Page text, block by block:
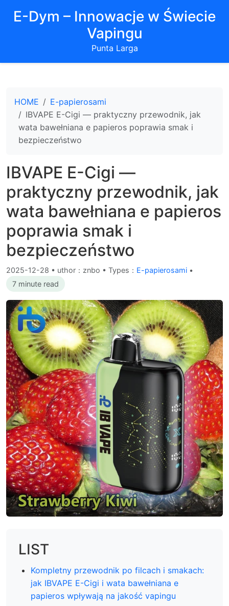
E-Dym – Innowacje w Świecie
Vapingu
Punta Larga
HOME
E-papierosami
IBVAPE E-Cigi — praktyczny przewodnik, jak
wata bawełniana e papieros poprawia smak i
bezpieczeństwo
IBVAPE E-Cigi —
praktyczny przewodnik, jak
wata bawełniana e papieros
poprawia smak i
bezpieczeństwo
2025-12-28 • uthor：znbo • Types： E-papierosami •
7 minute read
LIST
Kompletny przewodnik po filcach i smakach:
jak IBVAPE E-Cigi i wata bawełniana e
papieros wpływają na jakość vapingu